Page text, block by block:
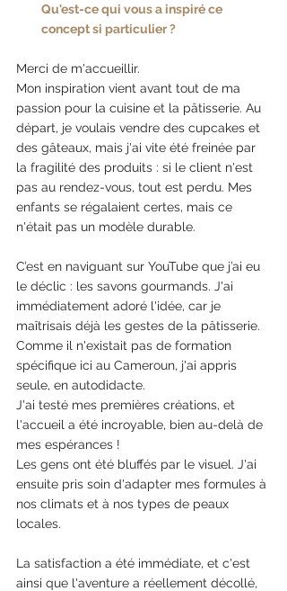
Qu'est-ce qui vous a inspiré ce
concept si particulier ?
Merci de m'accueillir.
Mon inspiration vient avant tout de ma
passion pour la cuisine et la pâtisserie. Au
départ, je voulais vendre des cupcakes et
des gâteaux, mais j'ai vite été freinée par
la fragilité des produits : si le client n'est
pas au rendez-vous, tout est perdu. Mes
enfants se régalaient certes, mais ce
n'était pas un modèle durable.
C’est en naviguant sur YouTube que j’ai eu
le déclic : les savons gourmands. J'ai
immédiatement adoré l'idée, car je
maîtrisais déjà les gestes de la pâtisserie.
Comme il n'existait pas de formation
spécifique ici au Cameroun, j'ai appris
seule, en autodidacte.
J'ai testé mes premières créations, et
l'accueil a été incroyable, bien au-delà de
mes espérances !
Les gens ont été bluffés par le visuel. J'ai
ensuite pris soin d'adapter mes formules à
nos climats et à nos types de peaux
locales.
La satisfaction a été immédiate, et c'est
ainsi que l'aventure a réellement décollé,